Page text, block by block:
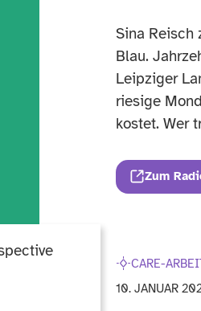
Sina Reisch
Blau.
Leipziger
riesige
kostet. Wer
Zum
CARE-
10. JANUAR